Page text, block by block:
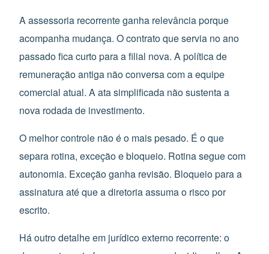
A assessoria recorrente ganha relevância porque
acompanha mudança. O contrato que servia no ano
passado fica curto para a filial nova. A política de
remuneração antiga não conversa com a equipe
comercial atual. A ata simplificada não sustenta a
nova rodada de investimento.
O melhor controle não é o mais pesado. É o que
separa rotina, exceção e bloqueio. Rotina segue com
autonomia. Exceção ganha revisão. Bloqueio para a
assinatura até que a diretoria assuma o risco por
escrito.
Há outro detalhe em jurídico externo recorrente: o